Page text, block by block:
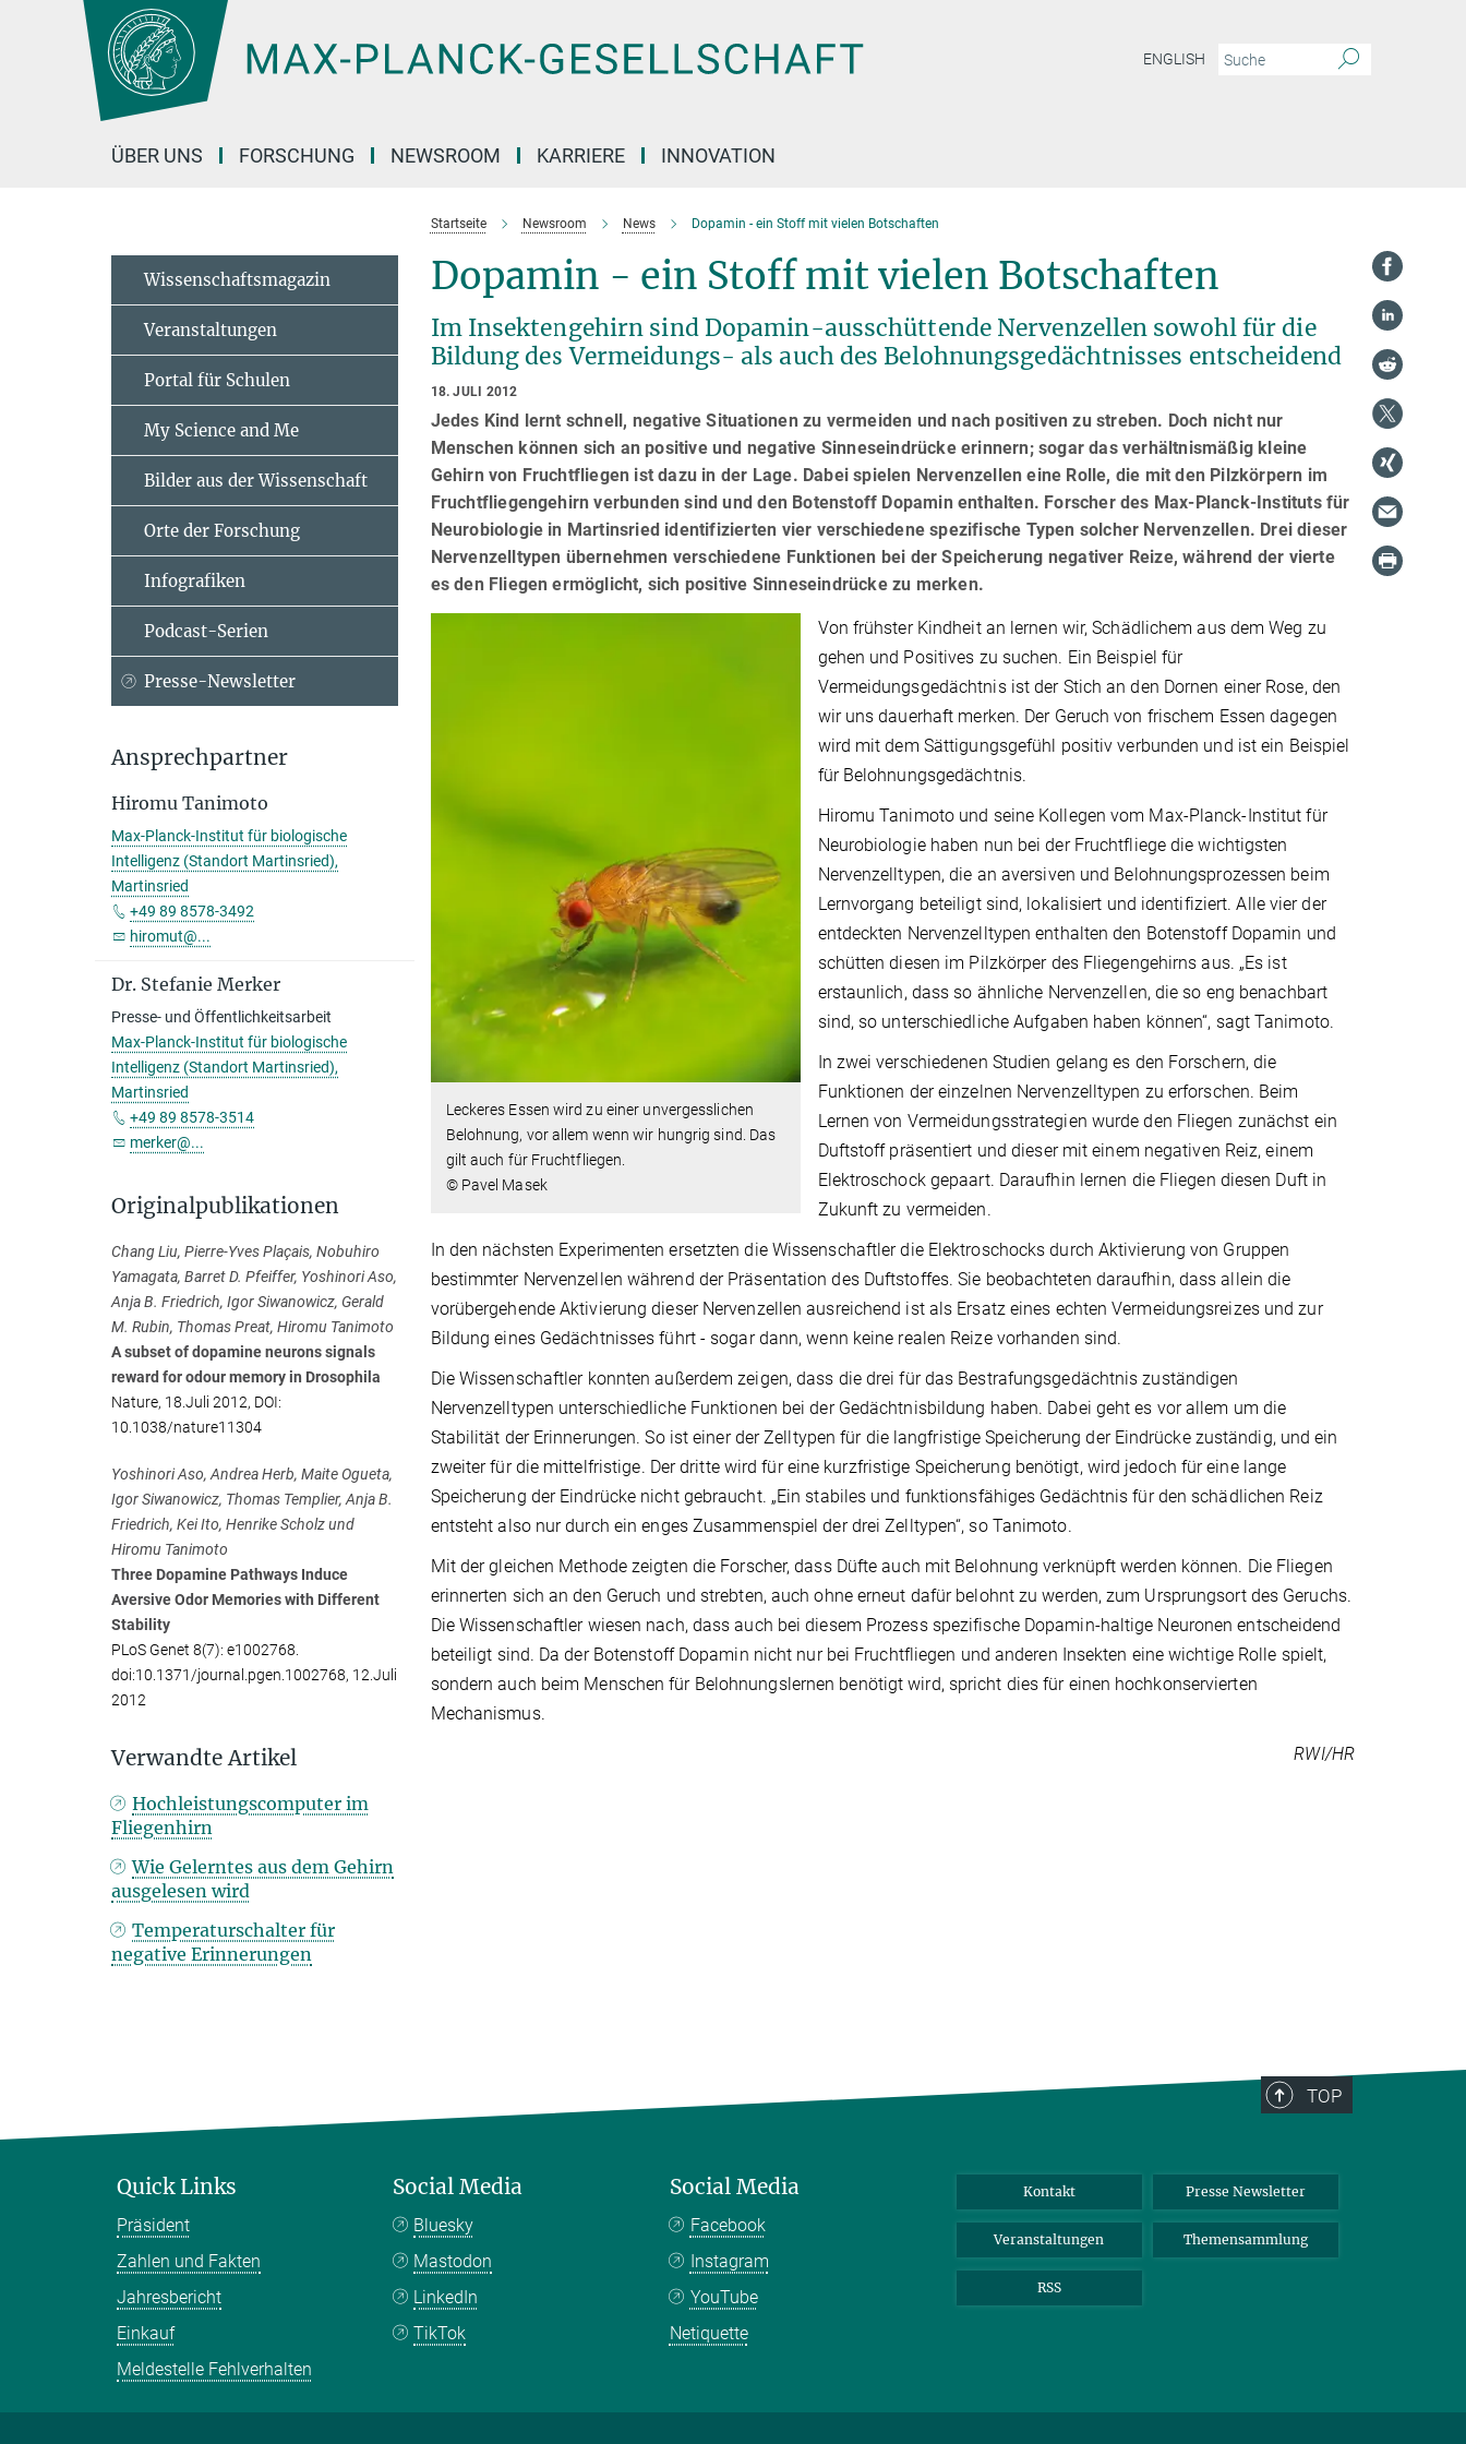
Hauptinhalt
ENGLISH
ÜBER UNS FORSCHUNG NEWSROOM KARRIERE INNOVATION
Startseite Newsroom News Dopamin - ein Stoff mit vielen Botschaften
Dopamin - ein Stoff mit vielen Botschaften
Im Insektengehirn sind Dopamin-ausschüttende Nervenzellen sowohl für die
Bildung des Vermeidungs- als auch des Belohnungsgedächtnisses entscheidend
18. JULI 2012
Jedes Kind lernt schnell, negative Situationen zu vermeiden und nach positiven zu streben. Doch nicht nur
Menschen können sich an positive und negative Sinneseindrücke erinnern; sogar das verhältnismäßig kleine
Gehirn von Fruchtfliegen ist dazu in der Lage. Dabei spielen Nervenzellen eine Rolle, die mit den Pilzkörpern im
Fruchtfliegengehirn verbunden sind und den Botenstoff Dopamin enthalten. Forscher des Max-Planck-Instituts für
Neurobiologie in Martinsried identifizierten vier verschiedene spezifische Typen solcher Nervenzellen. Drei dieser
Nervenzelltypen übernehmen verschiedene Funktionen bei der Speicherung negativer Reize, während der vierte
es den Fliegen ermöglicht, sich positive Sinneseindrücke zu merken.
Leckeres Essen wird zu einer unvergesslichen
Belohnung, vor allem wenn wir hungrig sind. Das
gilt auch für Fruchtfliegen.
© Pavel Masek
Von frühster Kindheit an lernen wir, Schädlichem aus dem Weg zu
gehen und Positives zu suchen. Ein Beispiel für
Vermeidungsgedächtnis ist der Stich an den Dornen einer Rose, den
wir uns dauerhaft merken. Der Geruch von frischem Essen dagegen
wird mit dem Sättigungsgefühl positiv verbunden und ist ein Beispiel
für Belohnungsgedächtnis.
Hiromu Tanimoto und seine Kollegen vom Max-Planck-Institut für
Neurobiologie haben nun bei der Fruchtfliege die wichtigsten
Nervenzelltypen, die an aversiven und Belohnungsprozessen beim
Lernvorgang beteiligt sind, lokalisiert und identifiziert. Alle vier der
entdeckten Nervenzelltypen enthalten den Botenstoff Dopamin und
schütten diesen im Pilzkörper des Fliegengehirns aus. „Es ist
erstaunlich, dass so ähnliche Nervenzellen, die so eng benachbart
sind, so unterschiedliche Aufgaben haben können“, sagt Tanimoto.
In zwei verschiedenen Studien gelang es den Forschern, die
Funktionen der einzelnen Nervenzelltypen zu erforschen. Beim
Lernen von Vermeidungsstrategien wurde den Fliegen zunächst ein
Duftstoff präsentiert und dieser mit einem negativen Reiz, einem
Elektroschock gepaart. Daraufhin lernen die Fliegen diesen Duft in
Zukunft zu vermeiden.
In den nächsten Experimenten ersetzten die Wissenschaftler die Elektroschocks durch Aktivierung von Gruppen
bestimmter Nervenzellen während der Präsentation des Duftstoffes. Sie beobachteten daraufhin, dass allein die
vorübergehende Aktivierung dieser Nervenzellen ausreichend ist als Ersatz eines echten Vermeidungsreizes und zur
Bildung eines Gedächtnisses führt - sogar dann, wenn keine realen Reize vorhanden sind.
Die Wissenschaftler konnten außerdem zeigen, dass die drei für das Bestrafungsgedächtnis zuständigen
Nervenzelltypen unterschiedliche Funktionen bei der Gedächtnisbildung haben. Dabei geht es vor allem um die
Stabilität der Erinnerungen. So ist einer der Zelltypen für die langfristige Speicherung der Eindrücke zuständig, und ein
zweiter für die mittelfristige. Der dritte wird für eine kurzfristige Speicherung benötigt, wird jedoch für eine lange
Speicherung der Eindrücke nicht gebraucht. „Ein stabiles und funktionsfähiges Gedächtnis für den schädlichen Reiz
entsteht also nur durch ein enges Zusammenspiel der drei Zelltypen“, so Tanimoto.
Mit der gleichen Methode zeigten die Forscher, dass Düfte auch mit Belohnung verknüpft werden können. Die Fliegen
erinnerten sich an den Geruch und strebten, auch ohne erneut dafür belohnt zu werden, zum Ursprungsort des Geruchs.
Die Wissenschaftler wiesen nach, dass auch bei diesem Prozess spezifische Dopamin-haltige Neuronen entscheidend
beteiligt sind. Da der Botenstoff Dopamin nicht nur bei Fruchtfliegen und anderen Insekten eine wichtige Rolle spielt,
sondern auch beim Menschen für Belohnungslernen benötigt wird, spricht dies für einen hochkonservierten
Mechanismus.
RWI/HR
Wissenschaftsmagazin
Veranstaltungen
Portal für Schulen
My Science and Me
Bilder aus der Wissenschaft
Orte der Forschung
Infografiken
Podcast-Serien
Presse-Newsletter
Ansprechpartner
Hiromu Tanimoto
Max-Planck-Institut für biologische
Intelligenz (Standort Martinsried),
Martinsried
+49 89 8578-3492
hiromut@...
Dr. Stefanie Merker
Presse- und Öffentlichkeitsarbeit
Max-Planck-Institut für biologische
Intelligenz (Standort Martinsried),
Martinsried
+49 89 8578-3514
merker@...
Originalpublikationen
Chang Liu, Pierre-Yves Plaçais, Nobuhiro
Yamagata, Barret D. Pfeiffer, Yoshinori Aso,
Anja B. Friedrich, Igor Siwanowicz, Gerald
M. Rubin, Thomas Preat, Hiromu Tanimoto
A subset of dopamine neurons signals
reward for odour memory in Drosophila
Nature, 18.Juli 2012, DOI:
10.1038/nature11304
Yoshinori Aso, Andrea Herb, Maite Ogueta,
Igor Siwanowicz, Thomas Templier, Anja B.
Friedrich, Kei Ito, Henrike Scholz und
Hiromu Tanimoto
Three Dopamine Pathways Induce
Aversive Odor Memories with Different
Stability
PLoS Genet 8(7): e1002768.
doi:10.1371/journal.pgen.1002768, 12.Juli
2012
Verwandte Artikel
Hochleistungscomputer im
Fliegenhirn
Wie Gelerntes aus dem Gehirn
ausgelesen wird
Temperaturschalter für
negative Erinnerungen
TOP
Quick Links
Präsident
Zahlen und Fakten
Jahresbericht
Einkauf
Meldestelle Fehlverhalten
Social Media
Bluesky
Mastodon
LinkedIn
TikTok
Social Media
Facebook
Instagram
YouTube
Netiquette
Kontakt Presse Newsletter
Veranstaltungen Themensammlung
RSS